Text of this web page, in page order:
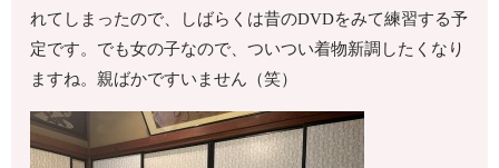
れてしまったので、しばらくは昔のDVDをみて練習する予
定です。でも女の子なので、ついつい着物新調したくなり
ますね。親ばかですいません（笑）